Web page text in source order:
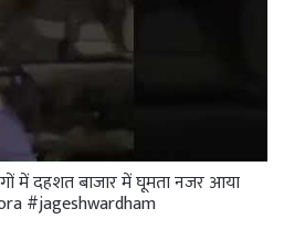
में दहशत बाजार में घूमता नजर आया
#jageshwardham